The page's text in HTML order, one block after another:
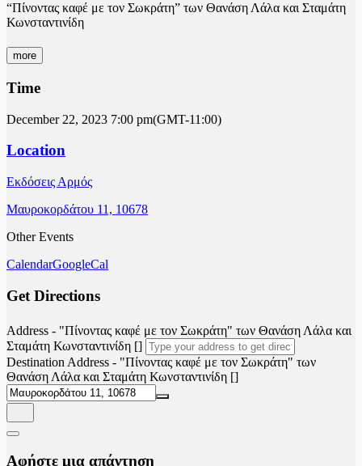
“Πίνοντας καφέ με τον Σωκράτη” των Θανάση Λάλα και Σταμάτη
Κωνσταντινίδη
more
Time
December 22, 2023 7:00 pm(GMT-11:00)
Location
Εκδόσεις Αρμός
Μαυροκορδάτου 11, 10678
Other Events
CalendarGoogleCal
Get Directions
Address - "Πίνοντας καφέ με τον Σωκράτη" των Θανάση Λάλα και
Σταμάτη Κωνσταντινίδη []
Destination Address - "Πίνοντας καφέ με τον Σωκράτη" των
Θανάση Λάλα και Σταμάτη Κωνσταντινίδη []
Αφήστε μια απάντηση